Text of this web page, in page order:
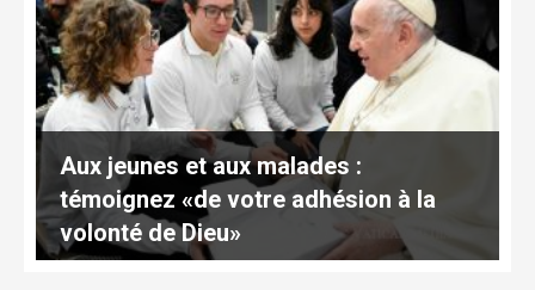
Aux jeunes et aux malades :
témoignez «de votre adhésion à la
volonté de Dieu»